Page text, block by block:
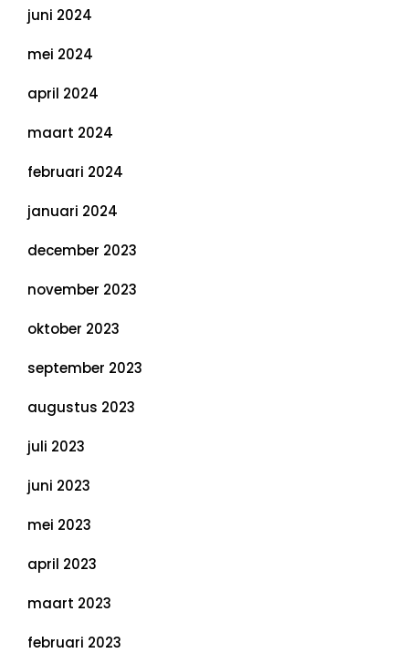
juni 2024
mei 2024
april 2024
maart 2024
februari 2024
januari 2024
december 2023
november 2023
oktober 2023
september 2023
augustus 2023
juli 2023
juni 2023
mei 2023
april 2023
maart 2023
februari 2023